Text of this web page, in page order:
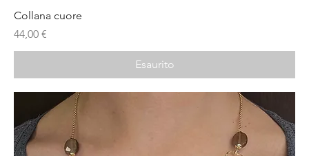
Collana cuore
Prezzo
44,00 €
Esaurito